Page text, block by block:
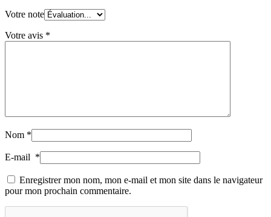
Votre note
Votre avis *
Nom *
E-mail *
Enregistrer mon nom, mon e-mail et mon site dans le navigateur
pour mon prochain commentaire.